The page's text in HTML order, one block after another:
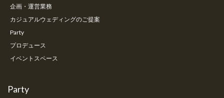
企画・運営業務
カジュアルウェディングのご提案
Party
プロデュース
イベントスペース
Party